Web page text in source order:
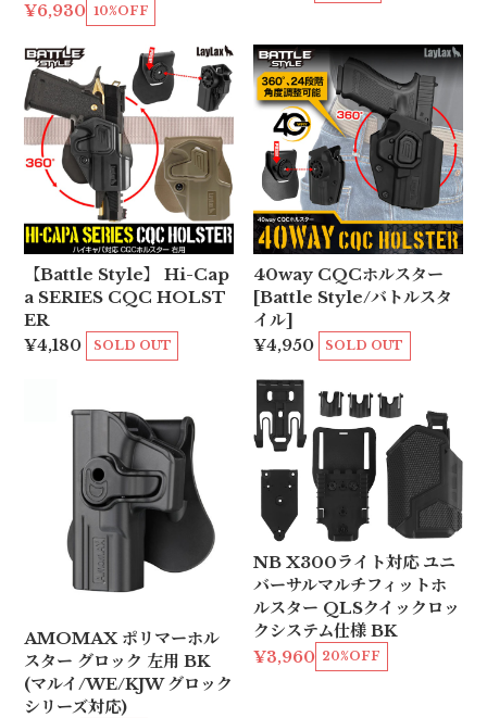
¥6,930 10%OFF
【Battle Style】 Hi-Cap
a SERIES CQC HOLST
ER
¥4,180 SOLD OUT
40way CQCホルスター
[Battle Style/バトルスタ
イル]
¥4,950 SOLD OUT
AMOMAX ポリマーホル
スター グロック 左用 BK
(マルイ/WE/KJW グロック
シリーズ対応)
NB X300ライト対応 ユニ
バーサルマルチフィットホ
ルスター QLSクイックロッ
クシステム仕様 BK
¥3,960 20%OFF